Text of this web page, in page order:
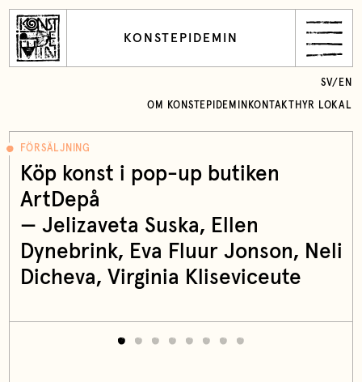
KONSTEPIDEMIN
OM KONSTEPIDEMIN KONTAKT HYR LOKAL
SV/ EN
FÖRSÄLJNING
Köp konst i pop-up butiken
ArtDepå
— Jelizaveta Suska, Ellen
Dynebrink, Eva Fluur Jonson, Neli
Dicheva, Virginia Kliseviceute